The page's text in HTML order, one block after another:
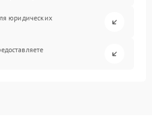
юридических